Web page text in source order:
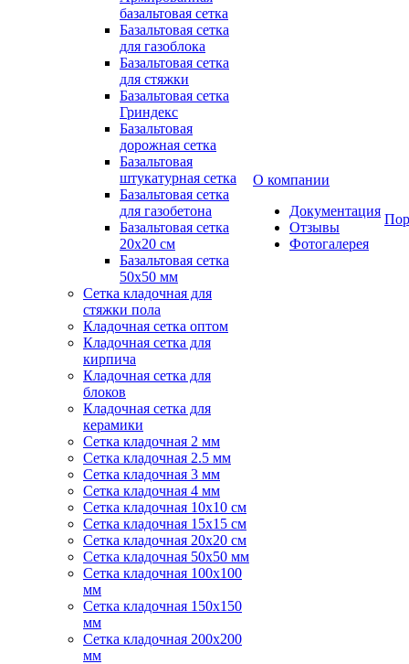
базальтовая сетка
Базальтовая сетка
для газоблока
Базальтовая сетка
для стяжки
Базальтовая сетка
Гриндекс
Базальтовая
дорожная сетка
Базальтовая
штукатурная сетка
Базальтовая сетка
для газобетона
Базальтовая сетка
20x20 см
Базальтовая сетка
50x50 мм
Сетка кладочная для
стяжки пола
Кладочная сетка оптом
Кладочная сетка для
кирпича
Кладочная сетка для
блоков
Кладочная сетка для
керамики
Сетка кладочная 2 мм
Сетка кладочная 2.5 мм
Сетка кладочная 3 мм
Сетка кладочная 4 мм
Сетка кладочная 10x10 см
Сетка кладочная 15x15 см
Сетка кладочная 20x20 см
Сетка кладочная 50x50 мм
Сетка кладочная 100x100
мм
Сетка кладочная 150x150
мм
Сетка кладочная 200x200
мм
О компании
Документация
Отзывы
Фотогалерея